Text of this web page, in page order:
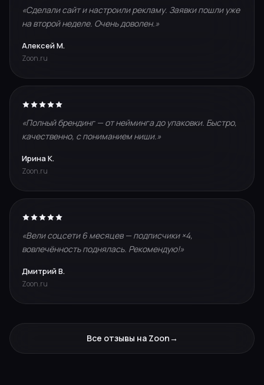
«Сделали сайт и настроили рекламу. Заявки пошли уже
на второй неделе. Очень доволен.»
Алексей М.
Zoon.ru
«Полный брендинг — от нейминга до упаковки. Быстро,
качественно, с пониманием ниши.»
Ирина К.
Zoon.ru
«Вели соцсети 6 месяцев — подписчики ×4,
вовлечённость поднялась. Рекомендую!»
Дмитрий В.
Zoon.ru
Все отзывы на Zoon→